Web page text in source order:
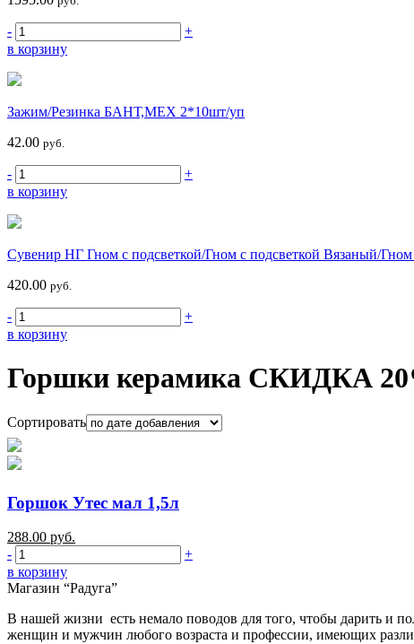
-
+
в корзину
Зажим/Резинка БАНТ,МЕХ 2*10шт/уп
42.00 руб.
-
+
в корзину
Сувенир НГ Гном с подсветкой/Гном с подсветкой Вязаный/
420.00 руб.
-
+
в корзину
Горшки керамика СКИДКА
Сортировать
Горшок Утес мал 1,5л
288.00 руб.
-
+
в корзину
Магазин “Радуга”
В нашей жизни есть немало поводов для того, чтобы дарить и
женщин и мужчин любого возраста и профессии, имеющих